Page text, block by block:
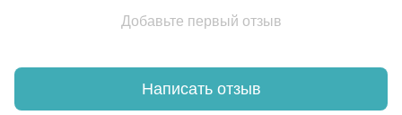
Добавьте первый отзыв
Написать отзыв